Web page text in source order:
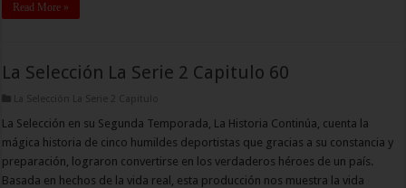
Read More »
La Selección La Serie 2 Capitulo 60
La Selección La Serie 2 Capitulo
La Selección en su Segunda Temporada, La Historia Continúa, cuenta la
mágica historia de cinco humildes deportistas que gracias a su constancia y
preparación, lograron convertirse en los verdaderos héroes de un país.
Basada en hechos de la vida real, esta producción nos muestra la vida